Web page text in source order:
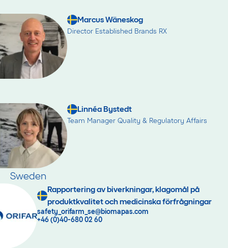
Marcus Wäneskog
Director Established Brands RX
Linnéa Bystedt
Team Manager Quality & Regulatory Affairs
Sweden
Rapportering av biverkningar, klagomål på
produktkvalitet och medicinska förfrågningar
safety_orifarm_se@biomapas.com
+46 (0)40-680 02 60